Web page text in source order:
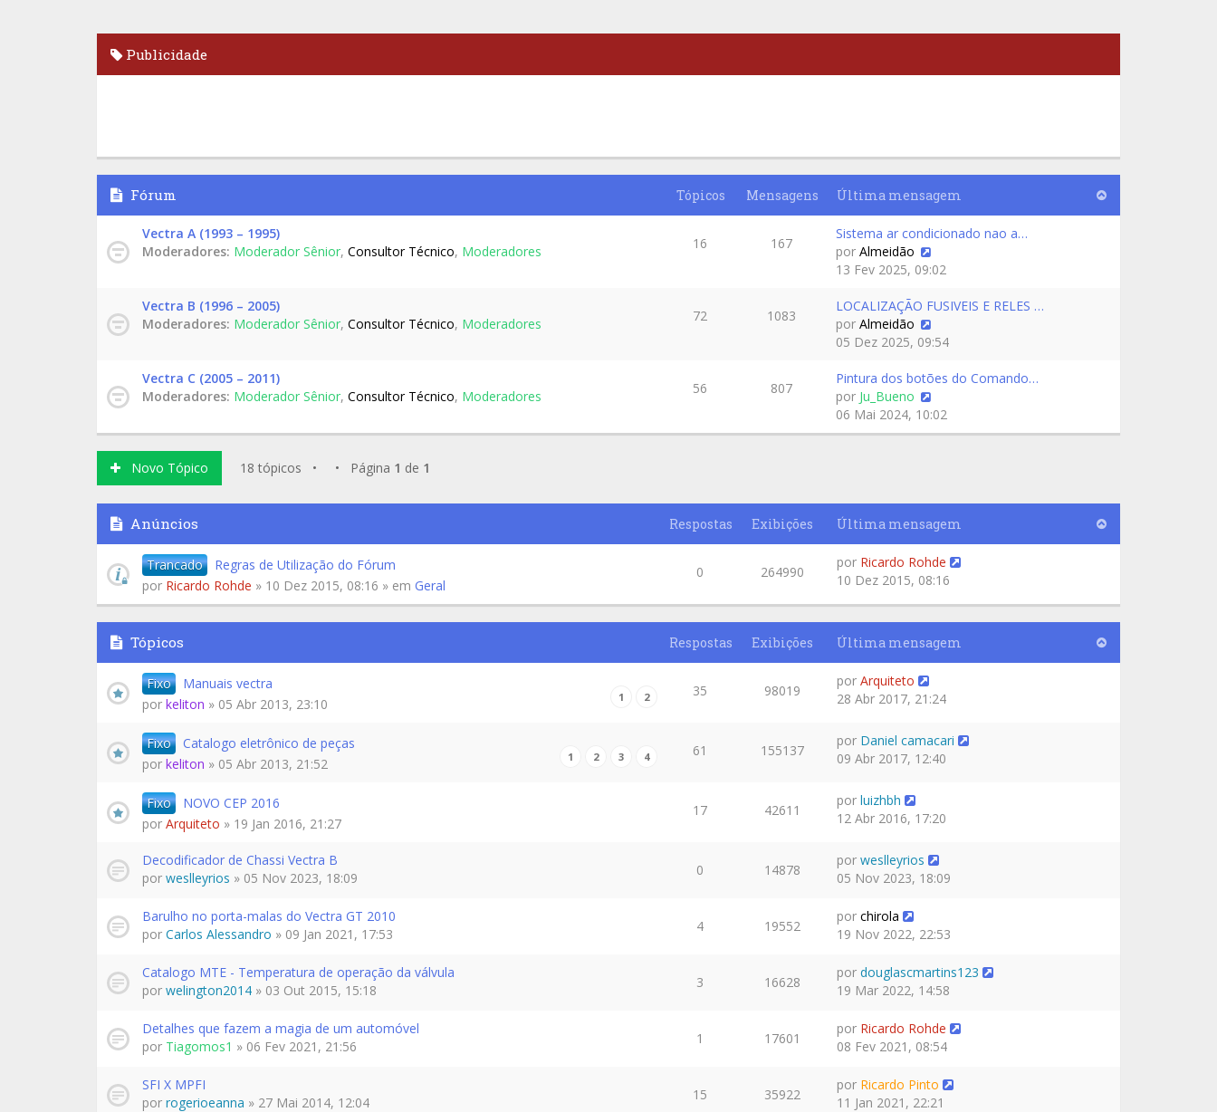
Publicidade
Fórum Tópicos Mensagens Última mensagem
Vectra A (1993 – 1995)
Moderadores: Moderador Sênior, Consultor Técnico, Moderadores 16 167
Sistema ar condicionado nao a…
por Almeidão
13 Fev 2025, 09:02
Vectra B (1996 – 2005)
Moderadores: Moderador Sênior, Consultor Técnico, Moderadores 72 1083
LOCALIZAÇÃO FUSIVEIS E RELES …
por Almeidão
05 Dez 2025, 09:54
Vectra C (2005 – 2011)
Moderadores: Moderador Sênior, Consultor Técnico, Moderadores 56 807
Pintura dos botões do Comando…
por Ju_Bueno
06 Mai 2024, 10:02
Novo Tópico 18 tópicos • • Página 1 de 1
Anúncios Respostas Exibições Última mensagem
Trancado
Regras de Utilização do Fórum
por Ricardo Rohde » 10 Dez 2015, 08:16 » em Geral
0 264990
por Ricardo Rohde
10 Dez 2015, 08:16
Tópicos Respostas Exibições Última mensagem
Fixo Manuais vectra
1 2
por keliton » 05 Abr 2013, 23:10
35 98019
por Arquiteto
28 Abr 2017, 21:24
Fixo Catalogo eletrônico de peças
1 2 3 4
por keliton » 05 Abr 2013, 21:52
61 155137
por Daniel camacari
09 Abr 2017, 12:40
Fixo
NOVO CEP 2016
por Arquiteto » 19 Jan 2016, 21:27
17 42611
por luizhbh
12 Abr 2016, 17:20
Decodificador de Chassi Vectra B
por weslleyrios » 05 Nov 2023, 18:09 0 14878
por weslleyrios
05 Nov 2023, 18:09
Barulho no porta-malas do Vectra GT 2010
por Carlos Alessandro » 09 Jan 2021, 17:53 4 19552
por chirola
19 Nov 2022, 22:53
Catalogo MTE - Temperatura de operação da válvula
por welington2014 » 03 Out 2015, 15:18 3 16628
por douglascmartins123
19 Mar 2022, 14:58
Detalhes que fazem a magia de um automóvel
por Tiagomos1 » 06 Fev 2021, 21:56 1 17601
por Ricardo Rohde
08 Fev 2021, 08:54
SFI X MPFI
por rogerioeanna » 27 Mai 2014, 12:04 15 35922
por Ricardo Pinto
11 Jan 2021, 22:21